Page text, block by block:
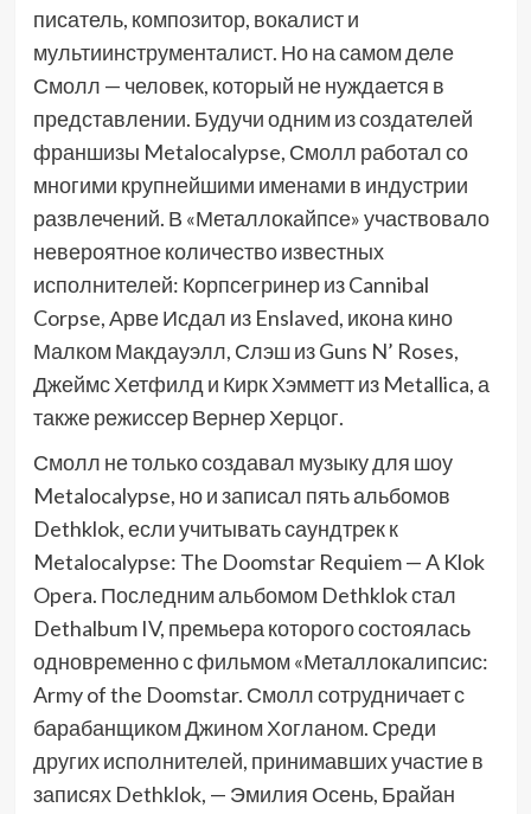
писатель, композитор, вокалист и
мультиинструменталист. Но на самом деле
Смолл — человек, который не нуждается в
представлении. Будучи одним из создателей
франшизы Metalocalypse, Смолл работал со
многими крупнейшими именами в индустрии
развлечений. В «Металлокайпсе» участвовало
невероятное количество известных
исполнителей: Корпсегринер из Cannibal
Corpse, Арве Исдал из Enslaved, икона кино
Малком Макдауэлл, Слэш из Guns N’ Roses,
Джеймс Хетфилд и Кирк Хэмметт из Metallica, а
также режиссер Вернер Херцог.
Смолл не только создавал музыку для шоу
Metalocalypse, но и записал пять альбомов
Dethklok, если учитывать саундтрек к
Metalocalypse: The Doomstar Requiem — A Klok
Opera. Последним альбомом Dethklok стал
Dethalbum IV, премьера которого состоялась
одновременно с фильмом «Металлокалипсис:
Army of the Doomstar. Смолл сотрудничает с
барабанщиком Джином Хогланом. Среди
других исполнителей, принимавших участие в
записях Dethklok, — Эмилия Осень, Брайан